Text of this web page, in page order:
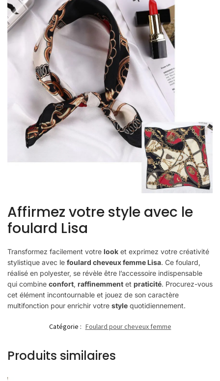
Affirmez votre style avec le
foulard Lisa
Transformez facilement votre look et exprimez votre créativité
stylistique avec le foulard cheveux femme Lisa. Ce foulard,
réalisé en polyester, se révèle être l’accessoire indispensable
qui combine confort, raffinemment et praticité. Procurez-vous
cet élément incontournable et jouez de son caractère
multifonction pour enrichir votre style quotidiennement.
Catégorie : Foulard pour cheveux femme
Produits similaires